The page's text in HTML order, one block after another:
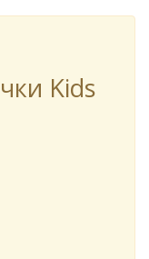
Kids